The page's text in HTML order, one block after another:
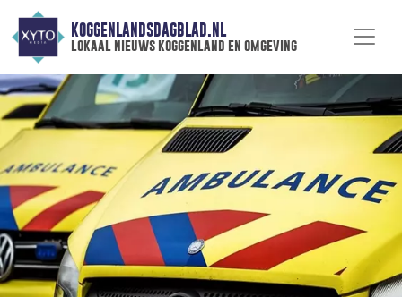
KOGGENLANDSDAGBLAD.NL
lokaal nieuws koggenland en omgeving